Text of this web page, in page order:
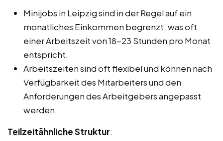
Minijobs in Leipzig sind in der Regel auf ein
monatliches Einkommen begrenzt, was oft
einer Arbeitszeit von 18-23 Stunden pro Monat
entspricht.
Arbeitszeiten sind oft flexibel und können nach
Verfügbarkeit des Mitarbeiters und den
Anforderungen des Arbeitgebers angepasst
werden.
Teilzeitähnliche Struktur: